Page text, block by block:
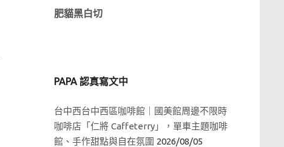
肥貓黑白切
PAPA 認真寫文中
台中西台中西區咖啡館｜國美館周邊不限時
咖啡店「仁將 Caffeterry」，單車主題咖啡
館、手作甜點與自在氛圍 2026/08/05